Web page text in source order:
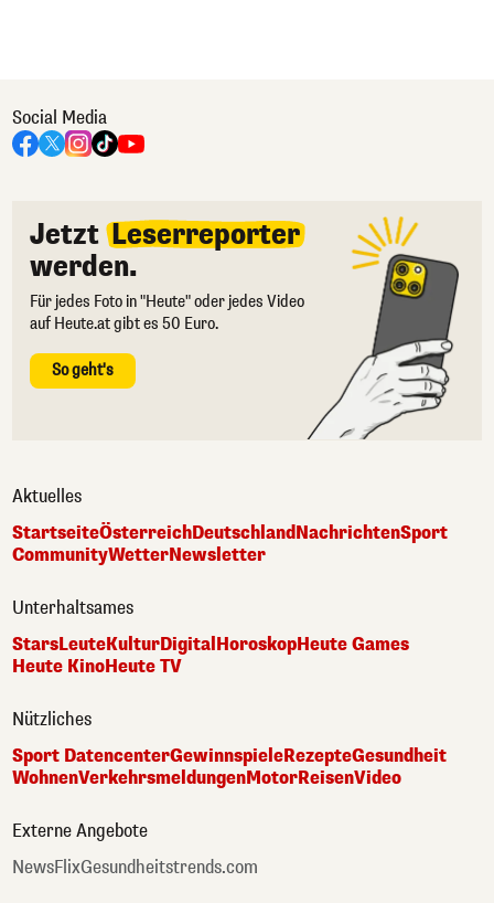
Social Media
Jetzt Leserreporter
werden.
Für jedes Foto in "Heute" oder jedes Video
auf Heute.at gibt es 50 Euro.
So geht's
Aktuelles
StartseiteÖsterreichDeutschlandNachrichtenSport
CommunityWetterNewsletter
Unterhaltsames
StarsLeuteKulturDigital HoroskopHeute Games
Heute KinoHeute TV
Nützliches
Sport DatencenterGewinnspieleRezepteGesundheit
WohnenVerkehrsmeldungenMotorReisenVideo
Externe Angebote
NewsFlixGesundheitstrends.com